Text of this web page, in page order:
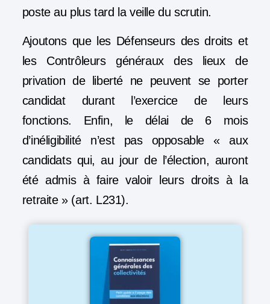
poste au plus tard la veille du scrutin.
Ajoutons que les Défenseurs des droits et
les Contrôleurs généraux des lieux de
privation de liberté ne peuvent se porter
candidat durant l’exercice de leurs
fonctions. Enfin, le délai de 6 mois
d’inéligibilité n’est pas opposable « aux
candidats qui, au jour de l’élection, auront
été admis à faire valoir leurs droits à la
retraite » (art. L231).